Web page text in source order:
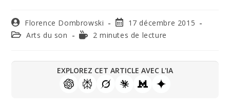
Florence Dombrowski
17 décembre 2015
Arts du son
2 minutes de lecture
EXPLOREZ CET ARTICLE AVEC L'IA